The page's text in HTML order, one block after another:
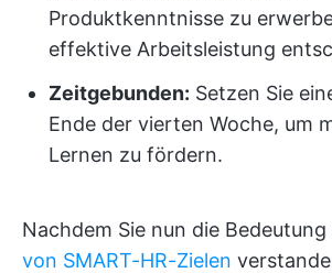
Produktkenntnisse zu
effektive Arbeitsleistung
Zeitgebunden: Setzen Sie
Ende der vierten Woche, um
Lernen zu fördern.
Nachdem Sie nun die
von SMART-HR-Zielen